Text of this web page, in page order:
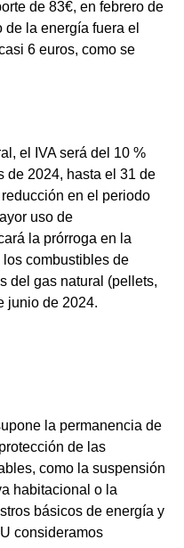
de 83€, en febrero de
la energía fuera el
6 euros, como se
el IVA será del 10 %
de 2024, hasta el 31 de
en el periodo
uso de
la prórroga en la
combustibles de
del gas natural (pellets,
junio de 2024.
la permanencia de
de las
como la suspensión
habitacional o la
básicos de energía y
consideramos